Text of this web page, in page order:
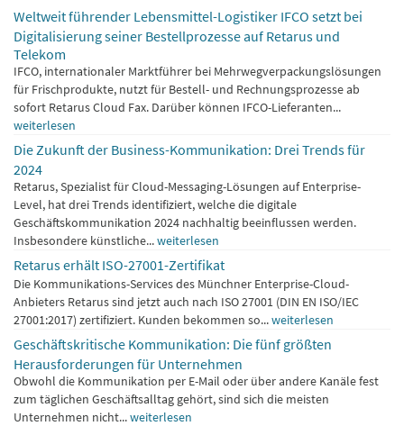
Weltweit führender Lebensmittel-Logistiker IFCO setzt bei
Digitalisierung seiner Bestellprozesse auf Retarus und
Telekom
IFCO, internationaler Marktführer bei Mehrwegverpackungslösungen
für Frischprodukte, nutzt für Bestell- und Rechnungsprozesse ab
sofort Retarus Cloud Fax. Darüber können IFCO-Lieferanten...
weiterlesen
Die Zukunft der Business-Kommunikation: Drei Trends für
2024
Retarus, Spezialist für Cloud-Messaging-Lösungen auf Enterprise-
Level, hat drei Trends identifiziert, welche die digitale
Geschäftskommunikation 2024 nachhaltig beeinflussen werden.
Insbesondere künstliche...weiterlesen
Retarus erhält ISO-27001-Zertifikat
Die Kommunikations-Services des Münchner Enterprise-Cloud-
Anbieters Retarus sind jetzt auch nach ISO 27001 (DIN EN ISO/IEC
27001:2017) zertifiziert. Kunden bekommen so...weiterlesen
Geschäftskritische Kommunikation: Die fünf größten
Herausforderungen für Unternehmen
Obwohl die Kommunikation per E-Mail oder über andere Kanäle fest
zum täglichen Geschäftsalltag gehört, sind sich die meisten
Unternehmen nicht...weiterlesen